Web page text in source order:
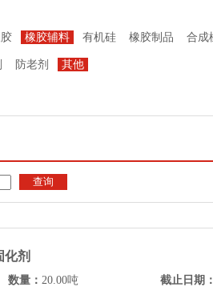
橡胶辅料 有机硅 橡胶制品 合成
防老剂 其他
化剂
数量： 20.00吨 截止日期：